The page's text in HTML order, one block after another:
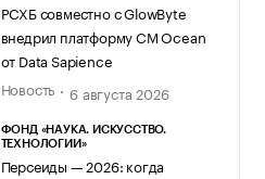
РСХБ совместно с GlowByte
внедрил платформу CM Ocean
от Data Sapience
Новость
6 августа 2026
ФОНД «НАУКА. ИСКУССТВО.
ТЕХНОЛОГИИ»
Персеиды — 2026: когда